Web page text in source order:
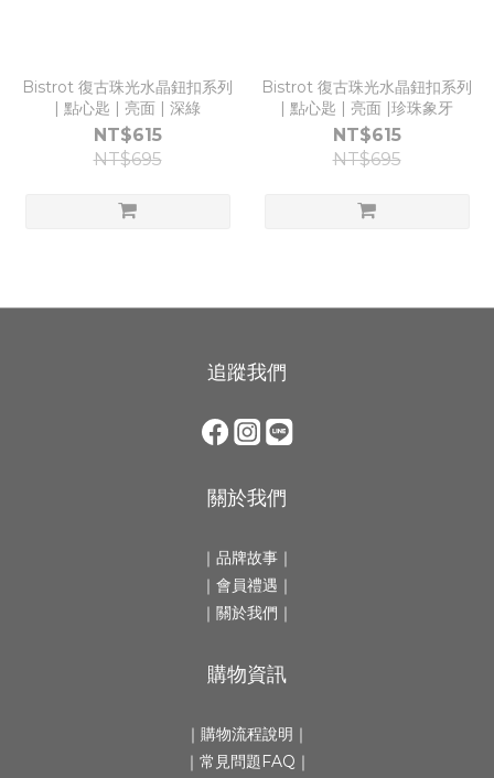
Bistrot 復古珠光水晶鈕扣系列
| 點心匙 | 亮面 | 深綠
NT$615
NT$695
Bistrot 復古珠光水晶鈕扣系列
| 點心匙 | 亮面 |珍珠象牙
NT$615
NT$695
追蹤我們
關於我們
｜ 品牌故事 ｜
｜會員禮遇｜
｜ 關於我們 ｜
購物資訊
｜ 購物流程說明 ｜
｜ 常見問題FAQ ｜